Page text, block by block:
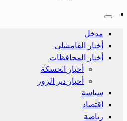
مدخل
أخبار القامشلي
أخبار المحافظات
أخبار الحسكة
أحبار دير الزور
سياسة
اقتصاد
رياضة